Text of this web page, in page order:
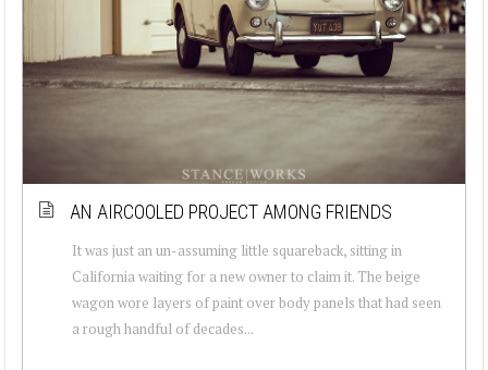
AN AIRCOOLED PROJECT AMONG FRIENDS
It was just an un-assuming little squareback, sitting in
California waiting for a new owner to claim it. The beige
wagon wore layers of paint over body panels that had seen
a rough handful of decades...